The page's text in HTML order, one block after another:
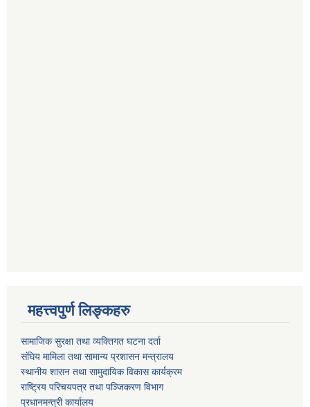
महत्त्वपुर्ण लिङ्कहरु
सामाजिक सुरक्षा तथा व्यक्तिगत घटना दर्ता
संघिय मामिला तथा सामान्य प्रशासन मन्त्रालय
स्थानीय शासन तथा सामुदायिक विकास कार्यक्रम
राष्ट्रिय परिचयपत्र तथा पञ्जिकरण विभाग
प्रधानमन्त्री कार्यालय